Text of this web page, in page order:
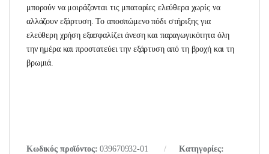
μπορούν να μοιράζονται τις μπαταρίες ελεύθερα χωρίς να
αλλάζουν εξάρτυση. Το αποσπώμενο πόδι στήριξης για
ελεύθερη χρήση εξασφαλίζει άνεση και παραγωγικότητα όλη
την ημέρα και προστατεύει την εξάρτυση από τη βροχή και τη
βρωμιά.
Κωδικός προϊόντος:039670932-01
Κατηγορίες: